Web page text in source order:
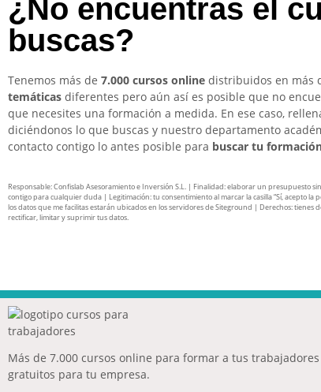
¿No encuentras el
buscas?
Tenemos más de 7.000 cursos online distribuidos en más
temáticas diferentes pero aún así es posible que no
que necesites una formación a medida. En ese caso,
diciéndonos lo que buscas y nuestro departamento
contacto contigo lo antes posible para buscar tu
Responsable: Confislab Asesoramiento e Inversión S.L. | Finalidad: elaborar un presupuesto
contigo para cualquier duda | Legitimación: tu consentimiento al marcar la casilla “Sí, acepto la
los datos que me facilitas estarán ubicados en los servidores de Siteground | Derechos: tienes
rectificar, limitar y suprimir tus datos.
Más de 7.000 cursos online para formar a tus
gratuitos para tu empresa.